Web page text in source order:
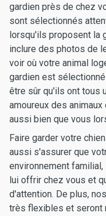
gardien près de chez
sont sélectionnés
lorsqu'ils proposent la
inclure des photos de
voir où votre animal
gardien est
être sûr qu'ils ont tous
amoureux des
aussi bien que vous
Faire garder votre
aussi s'assurer que
environnement
lui offrir chez vous et
d'attention. De plus,
très flexibles et seront